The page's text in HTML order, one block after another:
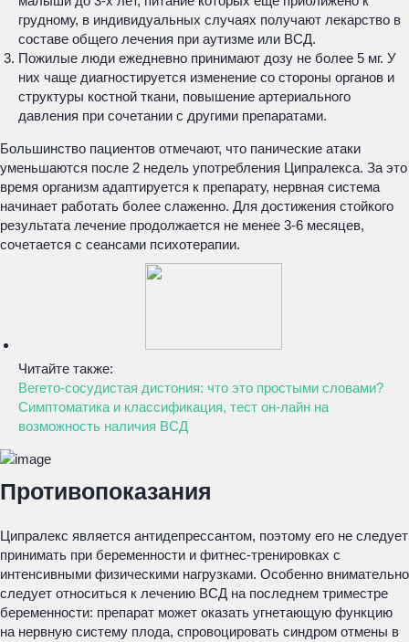
грудному, в индивидуальных случаях получают лекарство в
составе общего лечения при аутизме или ВСД.
Пожилые люди ежедневно принимают дозу не более 5 мг. У
них чаще диагностируется изменение со стороны органов и
структуры костной ткани, повышение артериального
давления при сочетании с другими препаратами.
Большинство пациентов отмечают, что панические атаки
уменьшаются после 2 недель употребления Ципралекса. За это
время организм адаптируется к препарату, нервная система
начинает работать более слаженно. Для достижения стойкого
результата лечение продолжается не менее 3-6 месяцев,
сочетается с сеансами психотерапии.
Читайте также:
Вегето-сосудистая дистония: что это простыми словами?
Симптоматика и классификация, тест он-лайн на
возможность наличия ВСД
Противопоказания
Ципралекс является антидепрессантом, поэтому его не следует
принимать при беременности и фитнес-тренировках с
интенсивными физическими нагрузками. Особенно внимательно
следует относиться к лечению ВСД на последнем триместре
беременности: препарат может оказать угнетающую функцию
на нервную систему плода, спровоцировать синдром отмены в